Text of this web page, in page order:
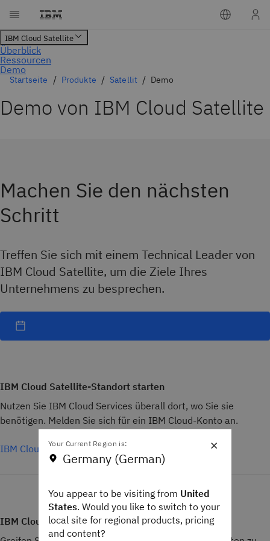
Startseite Produkte Satellit Demo
Demo von IBM Cloud Satellite
Machen Sie den nächsten
Schritt
Treffen Sie sich mit einem Technical Leader von
IBM Cloud Satellite, um die Ziele Ihres
Unternehmens zu besprechen.
IBM Cloud Satellite-Standort starten
Nutzen Sie IBM Cloud Services überall dort, wo Sie sie
benötigen. Melden Sie sich für ein IBM Cloud-Konto an.
IBM Cloud Satellite kennenlernen
IBM Cloud-Community beitreten
×
Your Current Region is:
Germany (German)
You appear to be visiting from United
States. Would you like to switch to your
local site for regional products, pricing
and content?